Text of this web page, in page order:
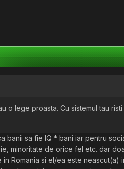
o lege proasta. Cu sistemul tau
banii sa fie IQ * bani iar pentru
minoritate de orice fel etc. dar
Romania si el/ea este neascut(a)